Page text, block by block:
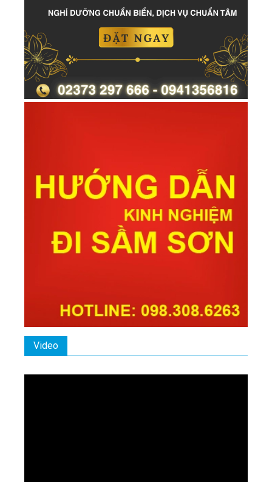
Video